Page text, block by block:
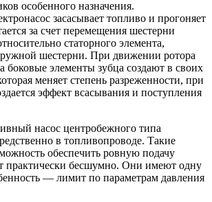
особенного назначения.
засасывает топливо и прогоняет
за счет перемещения шестерни
статорного элемента,
шестерни. При движении ротора
боковые элементы зубца создают в своих
меняет степень разреженности, при
эффект всасывания и поступления
насос центробежного типа
в топливопроводе. Такие
обеспечить ровную подачу
практически бесшумно. Они имеют одну
— лимит по параметрам давления